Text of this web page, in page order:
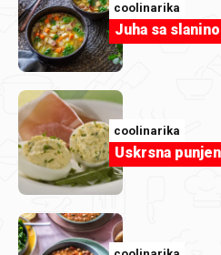
coolinarika
Juha sa
coolinarika
Uskrsna